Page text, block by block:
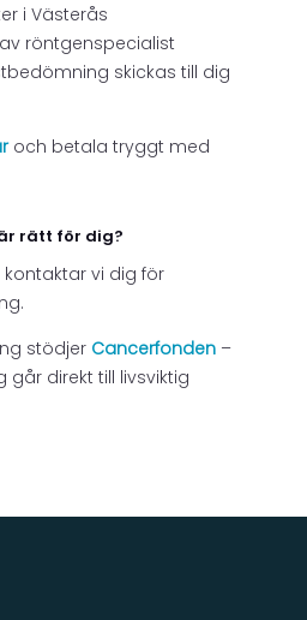
i Västerås
röntgenspecialist
skickas till dig
och betala tryggt med
rätt för dig?
vi dig för
stödjer Cancerfonden–
går direkt till livsviktig